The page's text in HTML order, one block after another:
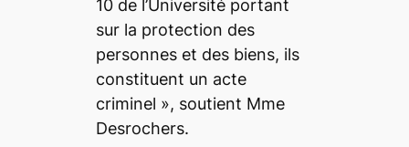
10 de l’Université portant
sur la protection des
personnes et des biens, ils
constituent un acte
criminel », soutient Mme
Desrochers.